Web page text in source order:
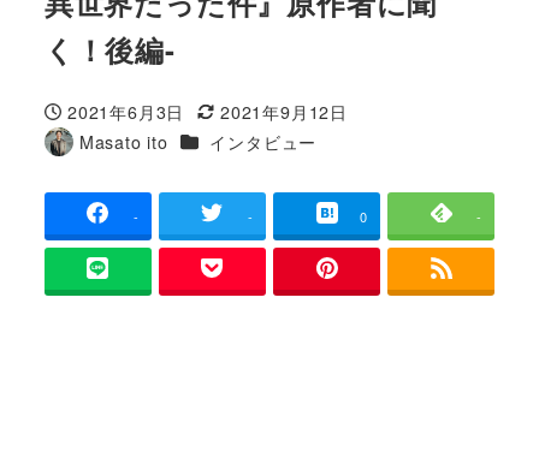
く！後編-
投稿日
2021年6月3日
更新日
2021年9月12日
著
Masato ito カテゴリー
インタビュー
- - 0 -